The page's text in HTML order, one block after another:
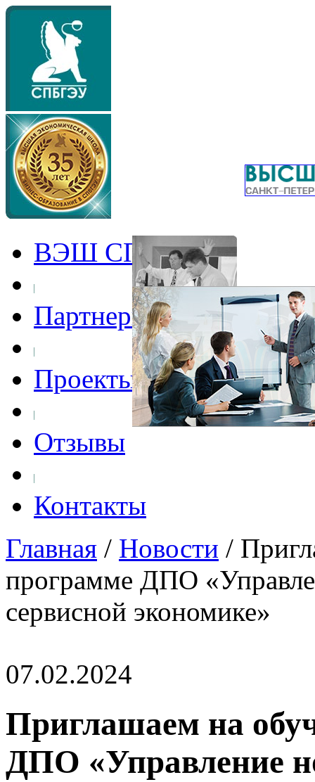
ВЭШ СПбГЭУ
Партнеры
Проекты
Отзывы
Контакты
Главная / Новости /
программе ДПО
сервисной экономике»
07.02.2024
Приглашаем на
ДПО «Управление